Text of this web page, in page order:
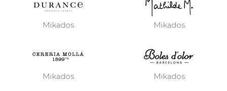
Mikados Mikados
Mikados Mikados